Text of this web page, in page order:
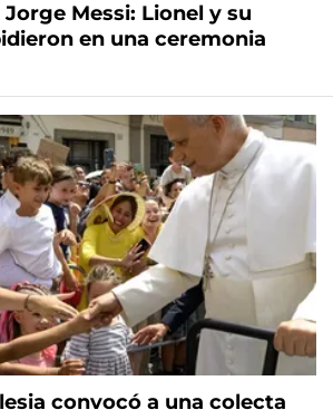
Messi: Lionel y su
en una ceremonia
convocó a una colecta